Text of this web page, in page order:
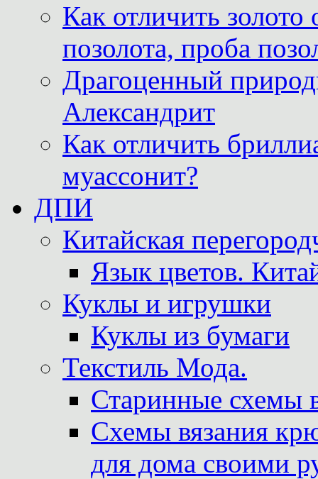
Как отличить
позолота, проба
Драгоценный
Александрит
Как отличить
муассонит?
ДПИ
Китайская
Язык цветов.
Куклы и игрушки
Куклы из бумаги
Текстиль Мода.
Старинные схемы
Схемы вязания
для дома своими